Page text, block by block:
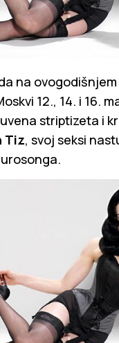
na
12., 14. i 16.
striptizeta i
Tiz, svoj seksi